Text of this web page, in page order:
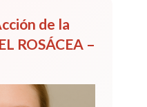
de la
ROSÁCEA –